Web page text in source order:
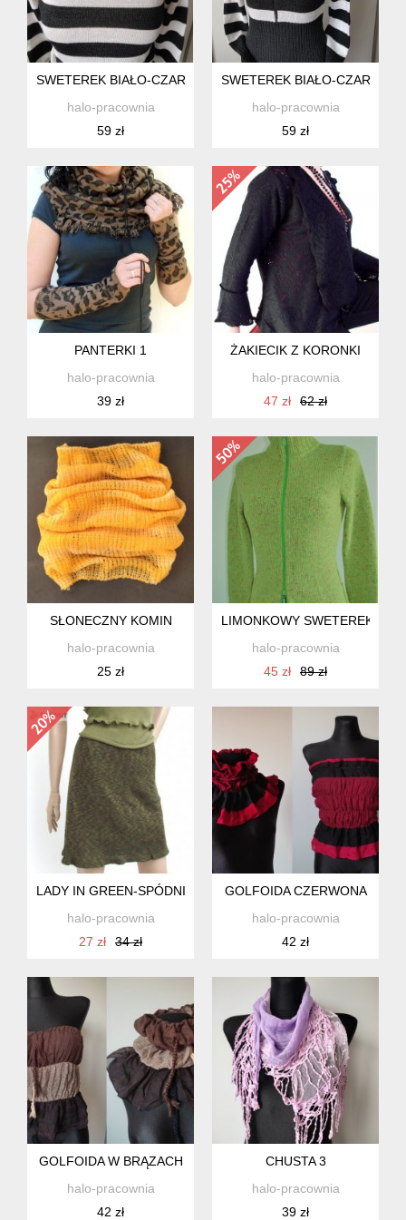
SWETEREK BIAŁO-CZARNY
halo-pracownia
59 zł
SWETEREK BIAŁO-CZARNY
halo-pracownia
59 zł
PANTERKI 1
halo-pracownia
39 zł
ŻAKIECIK Z KORONKI
halo-pracownia
47 zł
62 zł
SŁONECZNY KOMIN
halo-pracownia
25 zł
LIMONKOWY SWETEREK
halo-pracownia
45 zł
89 zł
LADY IN GREEN-SPÓDNICA S
halo-pracownia
27 zł
34 zł
GOLFOIDA CZERWONA
halo-pracownia
42 zł
GOLFOIDA W BRĄZACH
halo-pracownia
42 zł
CHUSTA 3
halo-pracownia
39 zł